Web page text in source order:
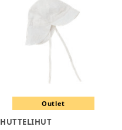
Outlet
HUTTELIHUT